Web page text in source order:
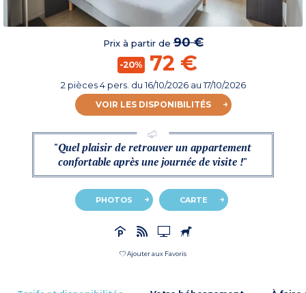
Prix à partir de90 €
-20% 72 €
2 pièces 4 pers. du16/10/2026au 17/10/2026
VOIR LES DISPONIBILITÉS
"Quel plaisir de retrouver un appartement
confortable après une journée de visite !"
PHOTOS CARTE
Ajouter aux Favoris